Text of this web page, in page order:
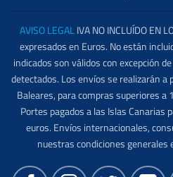
AVISO LEGALIVA NO INCLUÍDO EN
expresados en Euros. No están
indicados son válidos con excepción
detectados. Los envíos se realizarán a
Baleares, para compras superiores
Portes pagados a las Islas Canarias
euros. Envíos internacionales,
nuestras condiciones generales